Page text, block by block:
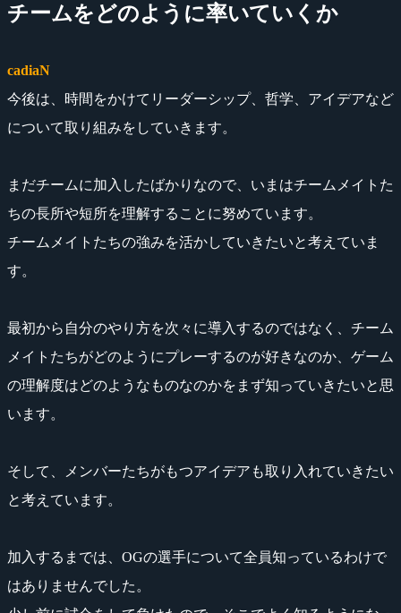
チームをどのように率いていくか
cadiaN
今後は、時間をかけてリーダーシップ、哲学、アイデアなど
について取り組みをしていきます。
まだチームに加入したばかりなので、いまはチームメイトた
ちの長所や短所を理解することに努めています。
チームメイトたちの強みを活かしていきたいと考えていま
す。
最初から自分のやり方を次々に導入するのではなく、チーム
メイトたちがどのようにプレーするのが好きなのか、ゲーム
の理解度はどのようなものなのかをまず知っていきたいと思
います。
そして、メンバーたちがもつアイデアも取り入れていきたい
と考えています。
加入するまでは、OGの選手について全員知っているわけで
はありませんでした。